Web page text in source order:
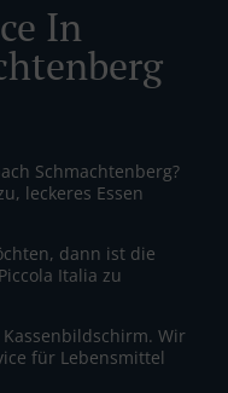
In
Schmachtenberg?
leckeres Essen
dann ist die
Italia zu
Wir
für Lebensmittel